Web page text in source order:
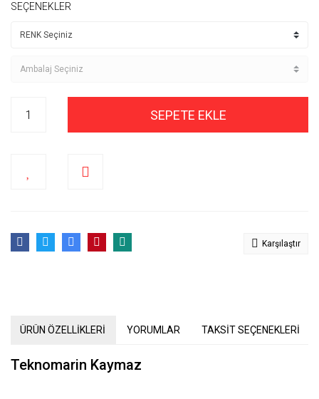
SEÇENEKLER
SEPETE EKLE
Karşılaştır
ÜRÜN ÖZELLİKLERİ YORUMLAR TAKSİT SEÇENEKLERİ
Teknomarin Kaymaz